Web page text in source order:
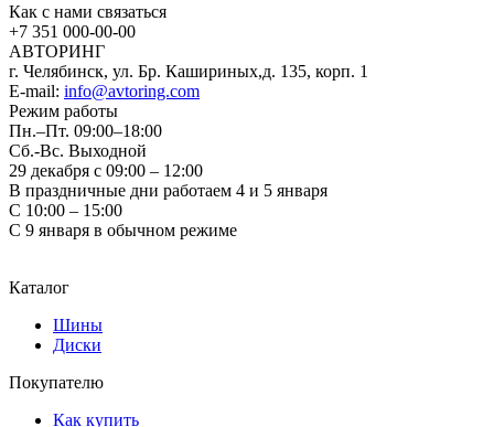
Как с нами связаться
+7 351 000-00-00
АВТОРИНГ
г. Челябинск, ул. Бр. Кашириных,д. 135, корп. 1
E-mail: info@avtoring.com
Режим работы
Пн.–Пт. 09:00–18:00
Сб.-Вс. Выходной
29 декабря с 09:00 – 12:00
В праздничные дни работаем 4 и 5 января
С 10:00 – 15:00
С 9 января в обычном режиме
Каталог
Шины
Диски
Покупателю
Как купить